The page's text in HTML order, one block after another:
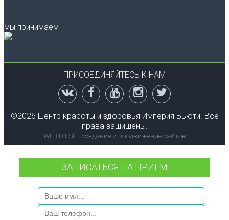
мы принимаем
ПРИСОЕДИНЯЙТЕСЬ К НАМ
©2026 Центр красоты и здоровья Империя Бьюти. Все
права защищены.
WEB DIESEL создание и продвижение сайтов
ЗАПИСАТЬСЯ НА ПРИЁМ